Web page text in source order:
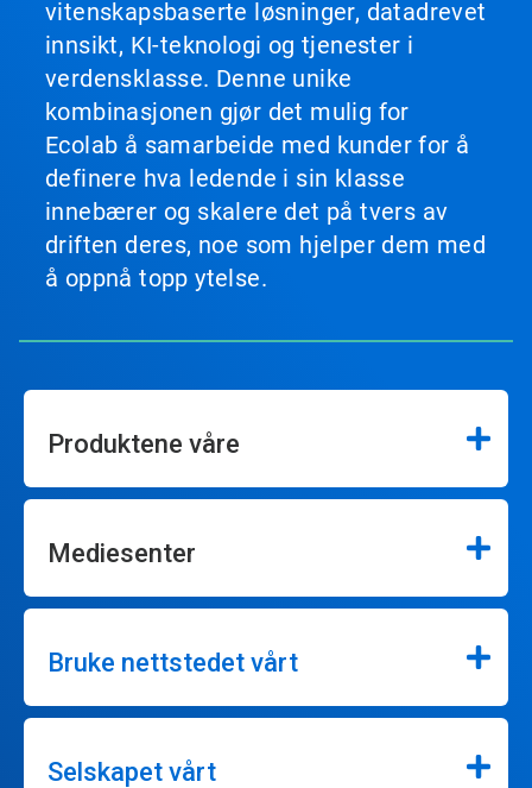
vitenskapsbaserte løsninger, datadrevet
innsikt, KI-teknologi og tjenester i
verdensklasse. Denne unike
kombinasjonen gjør det mulig for
Ecolab å samarbeide med kunder for å
definere hva ledende i sin klasse
innebærer og skalere det på tvers av
driften deres, noe som hjelper dem med
å oppnå topp ytelse.
Produktene våre
Mediesenter
Bruke nettstedet vårt
Selskapet vårt